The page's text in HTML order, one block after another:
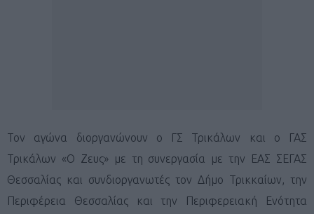
Τον αγώνα διοργανώνουν ο ΓΣ Τρικάλων και ο ΓΑΣ
Τρικάλων «Ο Ζευς» με τη συνεργασία με την ΕΑΣ ΣΕΓΑΣ
Θεσσαλίας και συνδιοργανωτές τον Δήμο Τρικκαίων, την
Περιφέρεια Θεσσαλίας και την Περιφερειακή Ενότητα